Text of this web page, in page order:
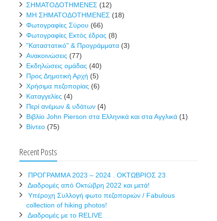
ΣΗΜΑΤΟΔΟΤΗΜΕΝΕΣ (12)
ΜΗ ΣΗΜΑΤΟΔΟΤΗΜΕΝΕΣ (18)
Φωτογραφίες Σύρου (66)
Φωτογραφίες Εκτός έδρας (8)
"Καταστατικό" & Προγράμματα (3)
Ανακοινώσεις (77)
Εκδηλώσεις ομάδας (40)
Προς Δημοτική Αρχή (5)
Χρήσιμα πεζοπορίας (6)
Καταγγελίες (4)
Περί ανέμων & υδάτων (4)
Βιβλίο John Pierson στα Ελληνικά και στα Αγγλικά (1)
Βίντεο (75)
Recent Posts
ΠΡΟΓΡΑΜΜΑ 2023 – 2024 . ΟΚΤΩΒΡΙΟΣ 23
Διαδρομές από Οκτώβρη 2022 και μετά!
Υπέροχη Συλλογή φωτο πεζοποριών / Fabulous
collection of hiking photos!
Διαδρομές με το RELIVE